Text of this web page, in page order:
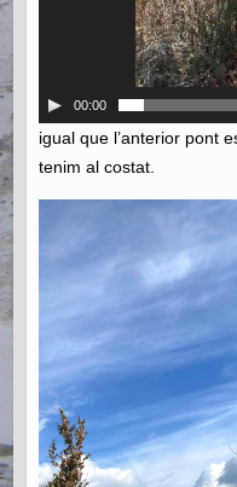
00:00
igual que l’anterior pont
tenim al costat.